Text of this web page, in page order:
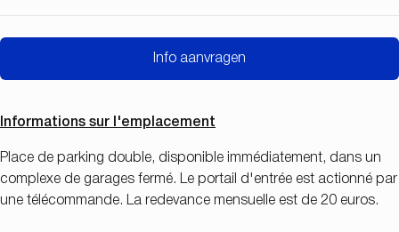
Info aanvragen
Informations sur l'emplacement
Place de parking double, disponible immédiatement, dans un
complexe de garages fermé. Le portail d'entrée est actionné par
une télécommande. La redevance mensuelle est de 20 euros.